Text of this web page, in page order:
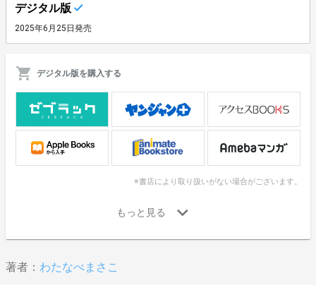
デジタル版
2025年6月25日発売
デジタル版を購入する
※書店により取り扱いがない場合がございます。
著者： わたなべまさこ